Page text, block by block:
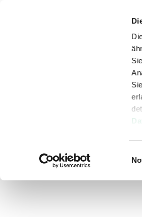
Archiv